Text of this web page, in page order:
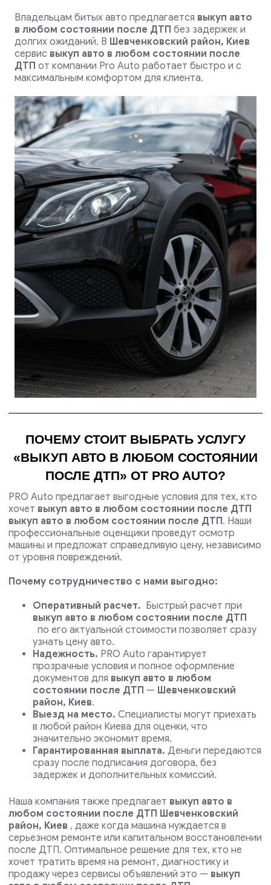
Владельцам битых авто предлагается выкуп авто
в любом состоянии после ДТП без задержек и
долгих ожиданий. В Шевченковский район, Киев
сервис выкуп авто в любом состоянии после
ДТПот компании Pro Auto работает быстро и с
максимальным комфортом для клиента.
ПОЧЕМУ СТОИТ ВЫБРАТЬ УСЛУГУ
«ВЫКУП АВТО В ЛЮБОМ СОСТОЯНИИ
ПОСЛЕ ДТП» ОТ PRO AUTO?
PRO Auto предлагает выгодные условия для тех, кто
хочет выкуп авто в любом состоянии после ДТП
выкуп авто в любом состоянии после ДТП. Наши
профессиональные оценщики проведут осмотр
машины и предложат справедливую цену, независимо
от уровня повреждений.
Почему сотрудничество с нами выгодно:
Оперативный расчет. Быстрый расчет при
выкуп авто в любом состоянии после ДТП
по его актуальной стоимости позволяет сразу
узнать цену авто.
Надежность. PRO Auto гарантирует
прозрачные условия и полное оформление
документов для выкуп авто в любом
состоянии после ДТП — Шевченковский
район, Киев.
Выезд на место. Специалисты могут приехать
в любой район Киева для оценки, что
значительно экономит время.
Гарантированная выплата. Деньги передаются
сразу после подписания договора, без
задержек и дополнительных комиссий.
Наша компания также предлагает выкуп авто в
любом состоянии после ДТП Шевченковский
район, Киев , даже когда машина нуждается в
серьезном ремонте или капитальном восстановлении
после ДТП.Оптимальное решение для тех, кто не
хочет тратить время на ремонт, диагностику и
продажу через сервисы объявлений это — выкуп